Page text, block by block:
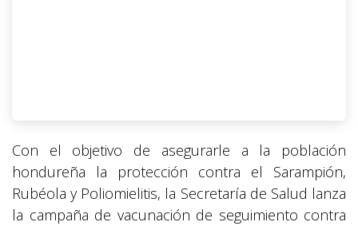
Con el objetivo de asegurarle a la población
hondureña la protección contra el Sarampión,
Rubéola y Poliomielitis, la Secretaría de Salud lanza
la campaña de vacunación de seguimiento contra